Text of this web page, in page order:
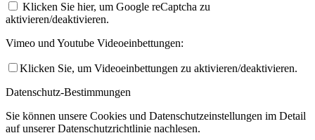
Klicken Sie hier, um Google reCaptcha zu
aktivieren/deaktivieren.
Vimeo und Youtube Videoeinbettungen:
Klicken Sie, um Videoeinbettungen zu aktivieren/deaktivieren.
Datenschutz-Bestimmungen
Sie können unsere Cookies und Datenschutzeinstellungen im Detail
auf unserer Datenschutzrichtlinie nachlesen.